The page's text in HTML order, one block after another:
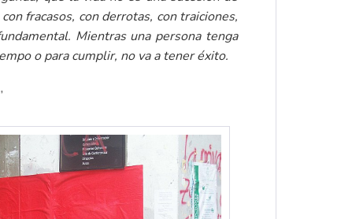
fracasos, con derrotas, con traiciones,
Mientras una persona tenga
o para cumplir, no va a tener éxito.